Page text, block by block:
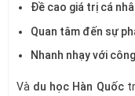
Đề cao giá trị cá
Quan tâm đến sự
Nhanh nhạy với
Và du học Hàn Quốc